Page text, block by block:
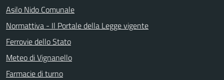
Asilo Nido Comunale
Normattiva - Il Portale della Legge vigente
Ferrovie dello Stato
Meteo di Vignanello
Farmacie di turno